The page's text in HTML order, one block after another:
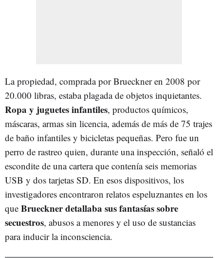
La propiedad, comprada por Brueckner en 2008 por
20.000 libras, estaba plagada de objetos inquietantes.
Ropa y juguetes infantiles, productos químicos,
máscaras, armas sin licencia, además de más de 75 trajes
de baño infantiles y bicicletas pequeñas. Pero fue un
perro de rastreo quien, durante una inspección, señaló el
escondite de una cartera que contenía seis memorias
USB y dos tarjetas SD. En esos dispositivos, los
investigadores encontraron relatos espeluznantes en los
que Brueckner detallaba sus fantasías sobre
secuestros, abusos a menores y el uso de sustancias
para inducir la inconsciencia.